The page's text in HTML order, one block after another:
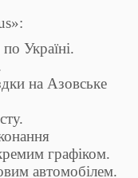
Україні.
на Азовське
графіком.
автомобілем.